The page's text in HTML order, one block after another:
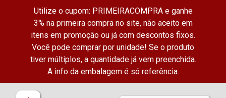
Utilize o cupom: PRIMEIRACOMPRA e ganhe
3% na primeira compra no site, não aceito em
itens em promoção ou já com descontos fixos.
Você pode comprar por unidade! Se o produto
tiver múltiplos, a quantidade já vem preenchida.
A info da embalagem é só referência.